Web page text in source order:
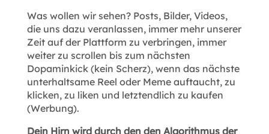
Was wollen wir sehen? Posts, Bilder, Videos,
die uns dazu veranlassen, immer mehr unserer
Zeit auf der Plattform zu verbringen, immer
weiter zu scrollen bis zum nächsten
Dopaminkick (kein Scherz), wenn das nächste
unterhaltsame Reel oder Meme auftaucht, zu
klicken, zu liken und letztendlich zu kaufen
(Werbung).
Dein Hirn wird durch den den Algorithmus der